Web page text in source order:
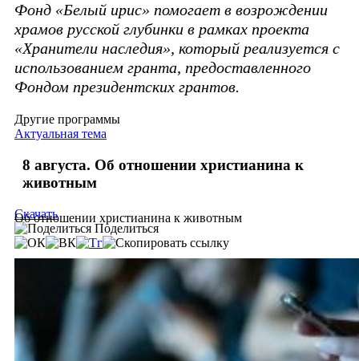
Фонд «Белый ирис» помогает в возрождении
храмов русской глубинки в рамках проекта
«Хранители наследия», который реализуется с
использованием гранта, предоставленного
Фондом президентских грантов.
Другие программы
Актуальная тема
8 августа. Об отношении христианина к
животным
Об отношении христианина к животным
Скачать
Поделиться